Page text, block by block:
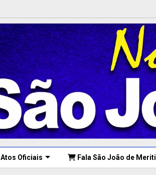
Atos Oficiais Fala São João de Meriti